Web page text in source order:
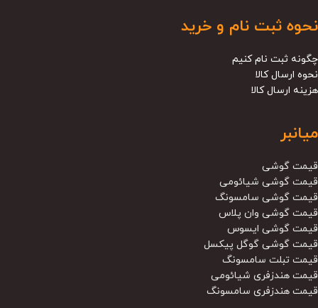
نحوه ثبت نام و خرید
چگونه ثبت نام کنیم
نحوه ارسال کالا
هزینه ارسال کالا
میانبر
قیمت گوشی
قیمت گوشی شیائومی
قیمت گوشی سامسونگ
قیمت گوشی وان پلاس
قیمت گوشی ایسوس
قیمت گوشی گوگل پیکسل
قیمت تبلت سامسونگ
قیمت هندزفری شیائومی
قیمت هندزفری سامسونگ